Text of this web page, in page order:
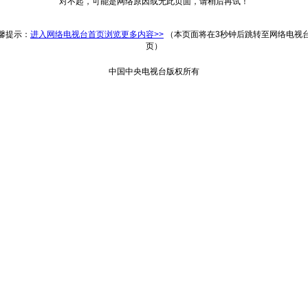
提示： 进入网络电视台首页浏览更多内容>> （本页面将在3秒钟后跳转至网络电视
页）
中国中央电视台版权所有